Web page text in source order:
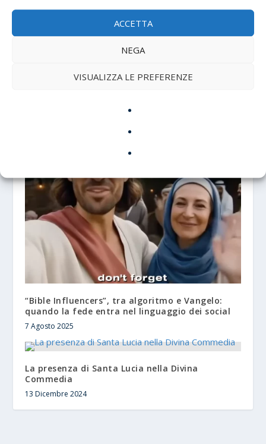
ACCETTA
NEGA
VISUALIZZA LE PREFERENZE
Gibson ha preparato il film sulla Resurrezione
“Bible Influencers”, tra algoritmo e Vangelo:
quando la fede entra nel linguaggio dei social
7 Agosto 2025
La presenza di Santa Lucia nella Divina
Commedia
13 Dicembre 2024